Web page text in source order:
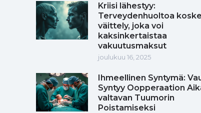
Kriisi lähestyy:
Terveydenhuoltoa
väittely, joka voi
kaksinkertaistaa
vakuutusmaksut
joulukuu 16, 2025
Ihmeellinen Syntymä:
Syntyy Oopperaation
valtavan Tuumorin
Poistamiseksi